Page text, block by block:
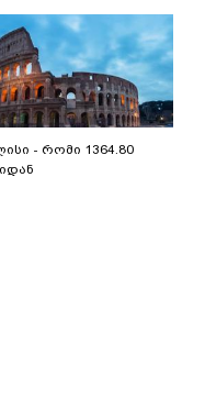
- რომი 1364.80